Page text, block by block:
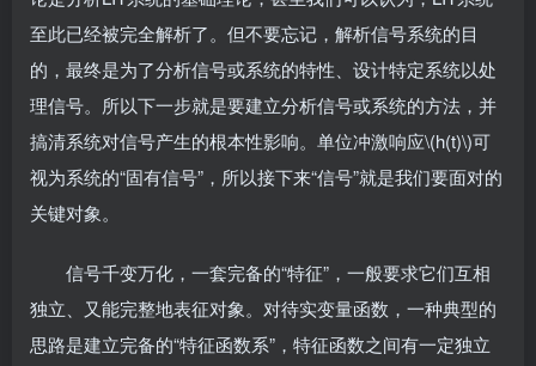
至此已经被完全解析了。但不要忘记，解析信号系统的目
的，最终是为了分析信号或系统的特性、设计特定系统以处
理信号。所以下一步就是要建立分析信号或系统的方法，并
搞清系统对信号产生的根本性影响。单位冲激响应\(h(t)\)可
视为系统的“固有信号”，所以接下来“信号”就是我们要面对的
关键对象。
信号千变万化，一套完备的“特征”，一般要求它们互相
独立、又能完整地表征对象。对待实变量函数，一种典型的
思路是建立完备的“特征函数系”，特征函数之间有一定独立